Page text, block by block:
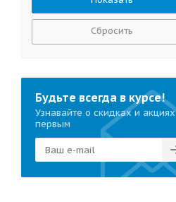
Сбросить
Будьте всегда в курсе!
Узнавайте о скидках и акциях
первым